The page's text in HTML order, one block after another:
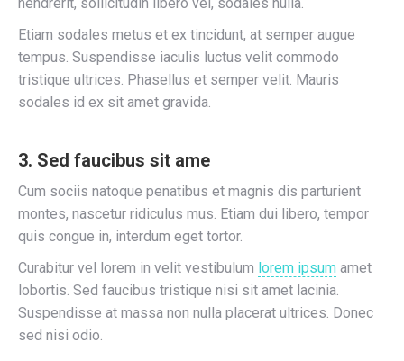
Etiam sodales metus et ex tincidunt, at semper augue
tempus. Suspendisse iaculis luctus velit commodo
tristique ultrices. Phasellus et semper velit. Mauris
sodales id ex sit amet gravida.
3. Sed faucibus sit ame
Cum sociis natoque penatibus et magnis dis parturient
montes, nascetur ridiculus mus. Etiam dui libero, tempor
quis congue in, interdum eget tortor.
Curabitur vel lorem in velit vestibulum lorem ipsum amet
lobortis. Sed faucibus tristique nisi sit amet lacinia.
Suspendisse at massa non nulla placerat ultrices. Donec
sed nisi odio.